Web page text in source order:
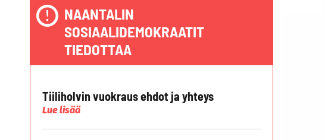
NAANTALIN
SOSIAALIDEMOKRAATIT
TIEDOTTAA
Tiiliholvin vuokraus ehdot ja yhteys
Lue lisää